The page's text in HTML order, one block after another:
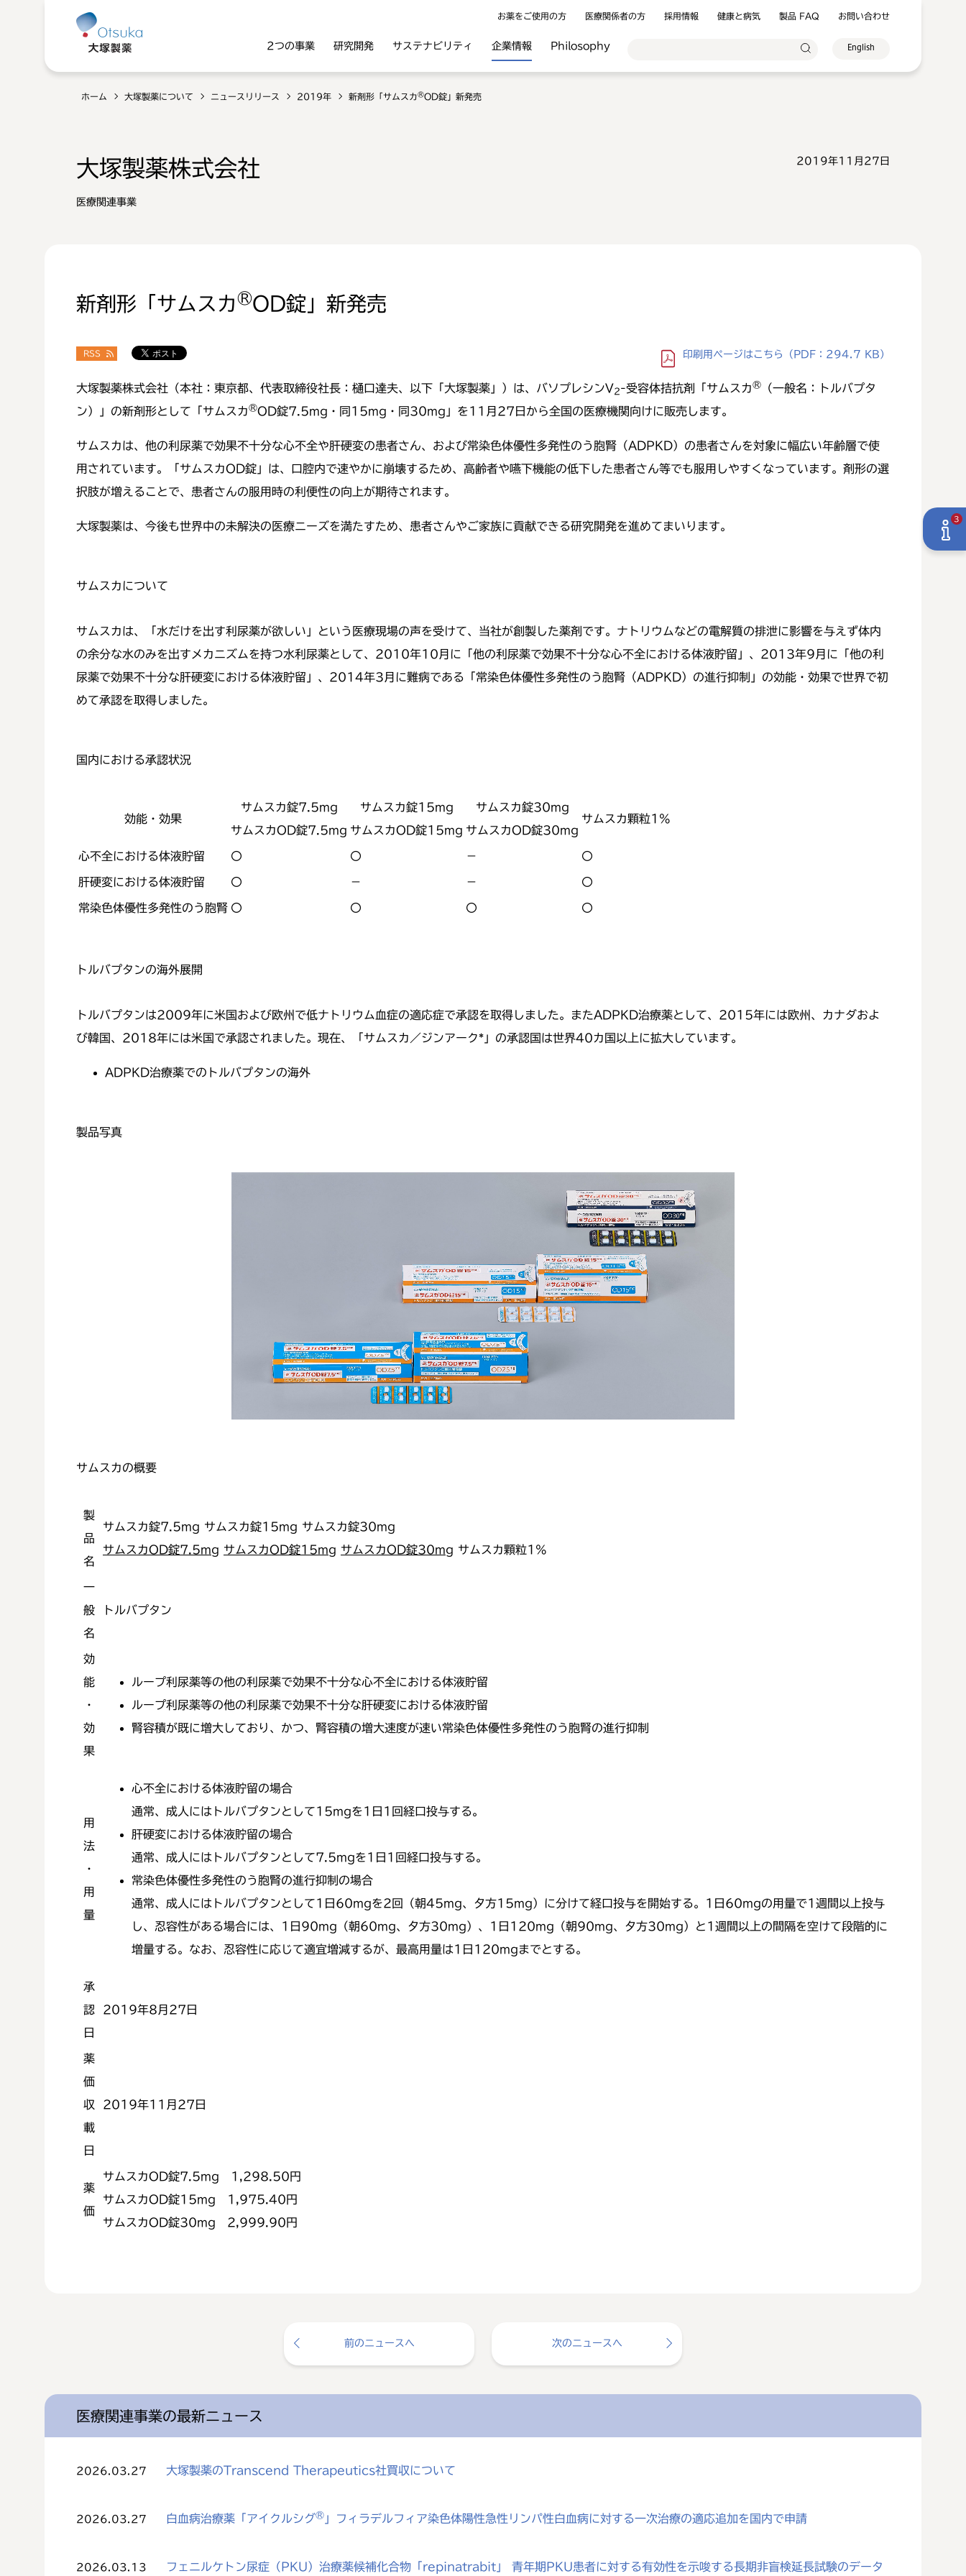
お薬をご使用の方 医療関係者の方 採用情報 健康と病気 製品 FAQ お問い合わせ
2つの事業 研究開発 サステナビリティ 企業情報 Philosophy English
ホーム 大塚製薬について ニュースリリース 2019年 新剤形「サムスカ®OD錠」新発売
大塚製薬株式会社
医療関連事業
2019年11月27日
新剤形「サムスカ®OD錠」新発売
RSS 印刷用ページはこちら （PDF：294.7 KB）
大塚製薬株式会社（本社：東京都、代表取締役社長：樋口達夫、以下「大塚製薬」）は、バソプレシンV2-受容体拮抗剤「サムスカ®
（一般名：トルバプタ
ン）」の新剤形として「サムスカ®OD錠7.5mg・同15mg・同30mg」を11月27日から全国の医療機関向けに販売します。
サムスカは、他の利尿薬で効果不十分な心不全や肝硬変の患者さん、および常染色体優性多発性のう胞腎（ADPKD）の患者さんを対象に幅広い年齢層で使
用されています。「サムスカOD錠」は、口腔内で速やかに崩壊するため、高齢者や嚥下機能の低下した患者さん等でも服用しやすくなっています。剤形の選
択肢が増えることで、患者さんの服用時の利便性の向上が期待されます。
大塚製薬は、今後も世界中の未解決の医療ニーズを満たすため、患者さんやご家族に貢献できる研究開発を進めてまいります。
サムスカについて
サムスカは、「水だけを出す利尿薬が欲しい」という医療現場の声を受けて、当社が創製した薬剤です。ナトリウムなどの電解質の排泄に影響を与えず体内
の余分な水のみを出すメカニズムを持つ水利尿薬として、2010年10月に「他の利尿薬で効果不十分な心不全における体液貯留」、2013年9月に「他の利
尿薬で効果不十分な肝硬変における体液貯留」、2014年3月に難病である「常染色体優性多発性のう胞腎（ADPKD）の進行抑制」の効能・効果で世界で初
めて承認を取得しました。
国内における承認状況
効能・効果
サムスカ錠7.5mg
サムスカOD錠7.5mg
サムスカ錠15mg
サムスカOD錠15mg
サムスカ錠30mg
サムスカOD錠30mg
サムスカ顆粒1%
心不全における体液貯留 〇 〇 － 〇
肝硬変における体液貯留 〇 － － 〇
常染色体優性多発性のう胞腎 〇 〇 〇 〇
トルバプタンの海外展開
トルバプタンは2009年に米国および欧州で低ナトリウム血症の適応症で承認を取得しました。またADPKD治療薬として、2015年には欧州、カナダおよ
び韓国、2018年には米国で承認されました。現在、「サムスカ／ジンアーク*」の承認国は世界40カ国以上に拡大しています。
ADPKD治療薬でのトルバプタンの海外
製品写真
サムスカの概要
製
品
名
サムスカ錠7.5mg サムスカ錠15mg サムスカ錠30mg
サムスカOD錠7.5mg サムスカOD錠15mg サムスカOD錠30mg サムスカ顆粒1%
一
般
名
トルバプタン
効
能
・
効
果
ループ利尿薬等の他の利尿薬で効果不十分な心不全における体液貯留
ループ利尿薬等の他の利尿薬で効果不十分な肝硬変における体液貯留
腎容積が既に増大しており、かつ、腎容積の増大速度が速い常染色体優性多発性のう胞腎の進行抑制
用
法
・
用
量
心不全における体液貯留の場合
通常、成人にはトルバプタンとして15mgを1日1回経口投与する。
肝硬変における体液貯留の場合
通常、成人にはトルバプタンとして7.5mgを1日1回経口投与する。
常染色体優性多発性のう胞腎の進行抑制の場合
通常、成人にはトルバプタンとして1日60mgを2回（朝45mg、夕方15mg）に分けて経口投与を開始する。1日60mgの用量で1週間以上投与
し、忍容性がある場合には、1日90mg（朝60mg、夕方30mg）、1日120mg（朝90mg、夕方30mg）と1週間以上の間隔を空けて段階的に
増量する。なお、忍容性に応じて適宜増減するが、最高用量は1日120mgまでとする。
承
認
日
2019年8月27日
薬
価
収
載
日
2019年11月27日
薬
価
サムスカOD錠7.5mg 1,298.50円
サムスカOD錠15mg 1,975.40円
サムスカOD錠30mg 2,999.90円
前のニュースへ 次のニュースへ
医療関連事業の最新ニュース
2026.03.27 大塚製薬のTranscend Therapeutics社買収について
2026.03.27 白血病治療薬「アイクルシグ® 」フィラデルフィア染色体陽性急性リンパ性白血病に対する一次治療の適応追加を国内で申請
2026.03.13 フェニルケトン尿症（PKU）治療薬候補化合物「repinatrabit」 青年期PKU患者に対する有効性を示唆する長期非盲検延長試験のデータ
3